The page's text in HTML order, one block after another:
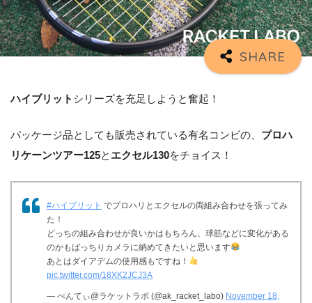
ハイブリット シリーズを充足しようと奮起！
パッケージ品としても販売されている有名コンビの、 プロハ
リケーンツアー125と エクセル130をチョイス！
#ハイブリット でプロハリとエクセルの両組み合わせを張ってみ
た！
どっちの組み合わせが良いかはもちろん、球筋などに変化がある
のかもばっちりカメラに納めてきたいと思います
あとはダイアデムの使用感もですね！
pic.twitter.com/18XK2JCJ3A
— ぺんてぃ@ラケットラボ (@ak_racket_labo) November 18,